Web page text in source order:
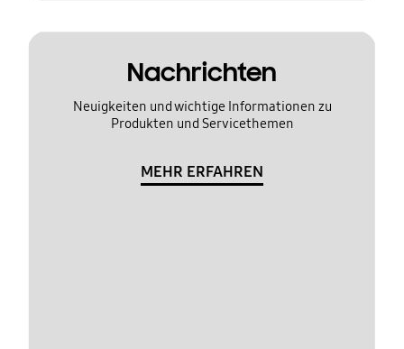
Nachrichten
Neuigkeiten und wichtige Informationen zu
Produkten und Servicethemen
MEHR ERFAHREN